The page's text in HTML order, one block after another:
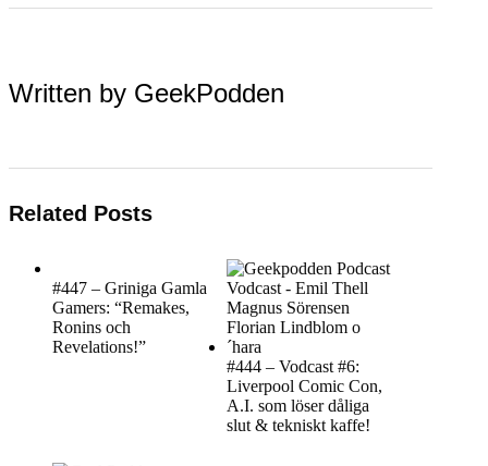
Written by GeekPodden
Related Posts
#447 – Griniga Gamla
Gamers: “Remakes,
Ronins och
Revelations!”
#444 – Vodcast #6:
Liverpool Comic Con,
A.I. som löser dåliga
slut & tekniskt kaffe!